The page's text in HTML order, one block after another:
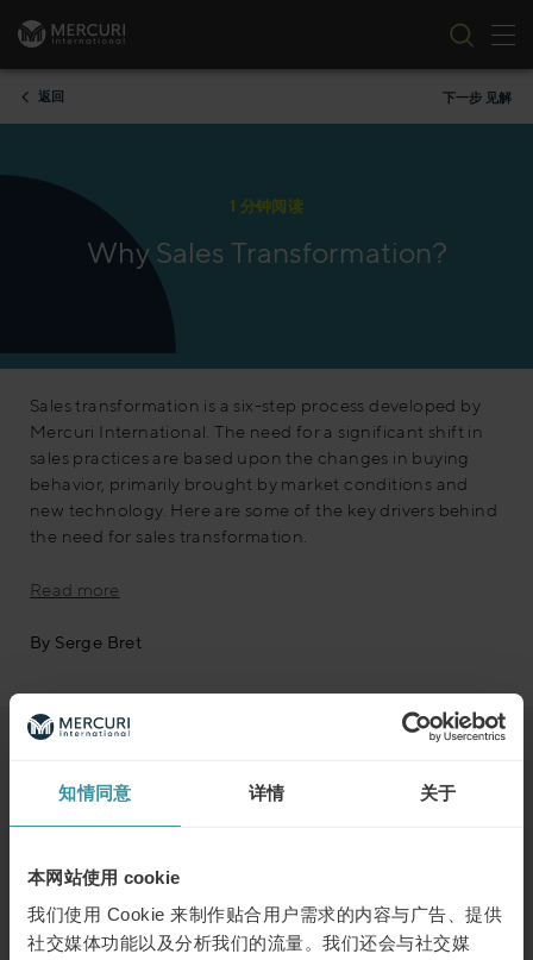
知情同意 详情 关于
本网站使用 cookie
我们使用 Cookie 来制作贴合用户需求的内容与广告、提供
社交媒体功能以及分析我们的流量。我们还会与社交媒
跳到内容
切
返回 下一步 见解
1 分钟阅读
Why Sales Transformation?
Sales transformation is a six-step process developed by
Mercuri International. The need for a significant shift in
sales practices are based upon the changes in buying
behavior, primarily brought by market conditions and
new technology. Here are some of the key drivers behind
the need for sales transformation.
Read more
By Serge Bret
销售变革：2025年五大关键技能引领